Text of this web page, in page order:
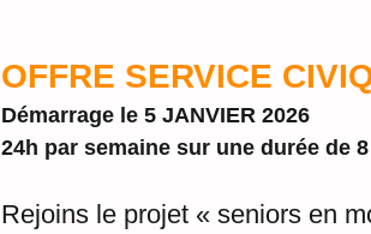
OFFRE SERVICE
Démarrage le 5 JANVIER 2026
24h par semaine sur une durée de
Rejoins le projet « seniors en